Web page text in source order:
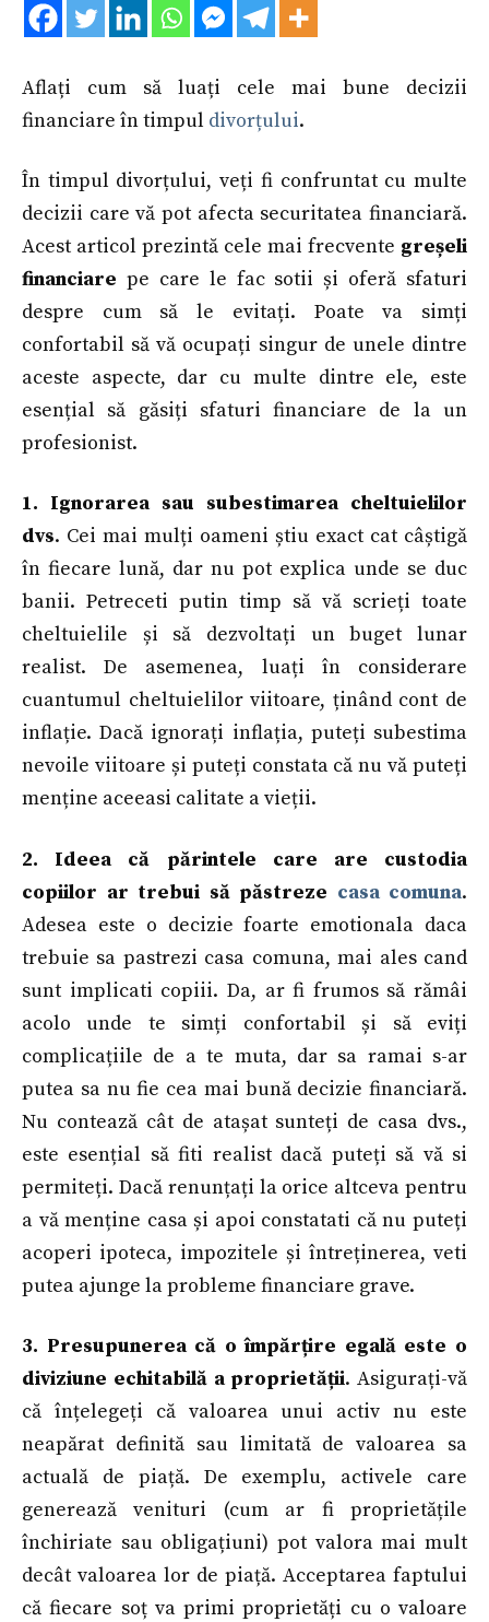
Aflați cum să luați cele mai bune decizii
financiare în timpul divorțului.
În timpul divorțului, veți fi confruntat cu multe
decizii care vă pot afecta securitatea financiară.
Acest articol prezintă cele mai frecvente greșeli
financiare pe care le fac sotii și oferă sfaturi
despre cum să le evitați. Poate va simți
confortabil să vă ocupați singur de unele dintre
aceste aspecte, dar cu multe dintre ele, este
esențial să găsiți sfaturi financiare de la un
profesionist.
1. Ignorarea sau subestimarea cheltuielilor
dvs. Cei mai mulți oameni știu exact cat câștigă
în fiecare lună, dar nu pot explica unde se duc
banii. Petreceti putin timp să vă scrieți toate
cheltuielile și să dezvoltați un buget lunar
realist. De asemenea, luați în considerare
cuantumul cheltuielilor viitoare, ținând cont de
inflație. Dacă ignorați inflația, puteți subestima
nevoile viitoare și puteți constata că nu vă puteți
menține aceeasi calitate a vieții.
2. Ideea că părintele care are custodia
copiilor ar trebui să păstreze casa comuna.
Adesea este o decizie foarte emotionala daca
trebuie sa pastrezi casa comuna, mai ales cand
sunt implicati copiii. Da, ar fi frumos să rămâi
acolo unde te simți confortabil și să eviți
complicațiile de a te muta, dar sa ramai s-ar
putea sa nu fie cea mai bună decizie financiară.
Nu contează cât de atașat sunteți de casa dvs.,
este esențial să fiti realist dacă puteți să vă si
permiteți. Dacă renunțați la orice altceva pentru
a vă menține casa și apoi constatati că nu puteți
acoperi ipoteca, impozitele și întreținerea, veti
putea ajunge la probleme financiare grave.
3. Presupunerea că o împărțire egală este o
diviziune echitabilă a proprietății. Asigurați-vă
că înțelegeți că valoarea unui activ nu este
neapărat definită sau limitată de valoarea sa
actuală de piață. De exemplu, activele care
generează venituri (cum ar fi proprietățile
închiriate sau obligațiuni) pot valora mai mult
decât valoarea lor de piață. Acceptarea faptului
că fiecare soț va primi proprietăți cu o valoare